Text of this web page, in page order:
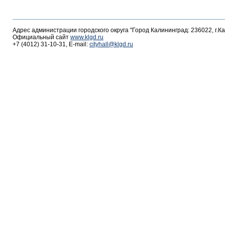
Адрес администрации городского округа "Город Калининград: 236022,
Официальный сайт www.klgd.ru
+7 (4012) 31-10-31, E-mail: cityhall@klgd.ru